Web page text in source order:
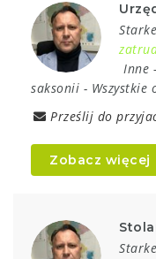
Inne -
saksonii - Wszystkie
Prześlij do
Zobacz więcej